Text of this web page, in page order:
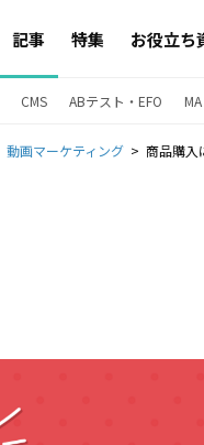
記事 特集 お役立ち
CMS ABテスト・EFO MA
動画マーケティング 商品購入